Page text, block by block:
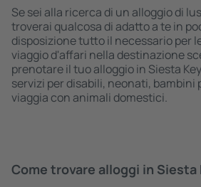
Se sei alla ricerca di un alloggio di
troverai qualcosa di adatto a te in
disposizione tutto il necessario per
viaggio d'affari nella destinazione
prenotare il tuo alloggio in Siesta
servizi per disabili, neonati, bambini
viaggia con animali domestici.
Come trovare alloggi in Siesta